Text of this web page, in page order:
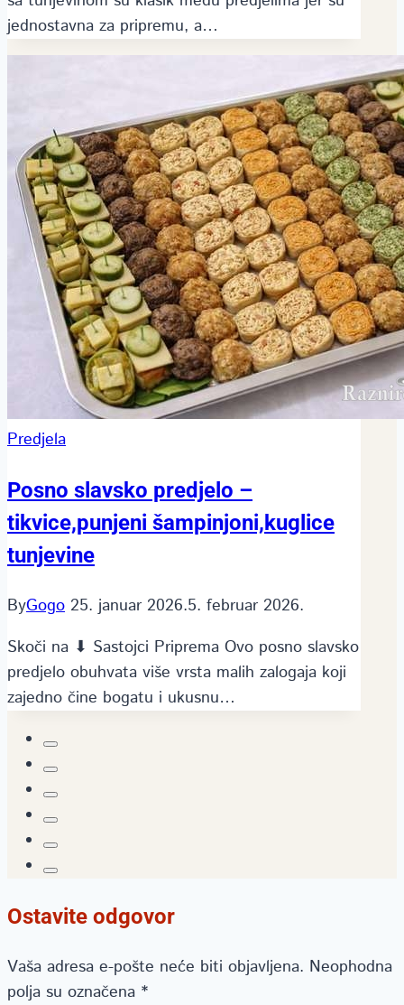
jednostavna za pripremu, a…
Predjela
Posno slavsko predjelo –
tikvice,punjeni šampinjoni,kuglice
tunjevine
ByGogo 25. januar 2026.5. februar 2026.
Skoči na ⬇ Sastojci Priprema Ovo posno slav­sko
predjelo obuhvata više vrsta malih zalogaja koji
zajedno čine bogatu i ukusnu…
Ostavite odgovor
Vaša adresa e-pošte neće biti objavljena. Neophodna
polja su označena *